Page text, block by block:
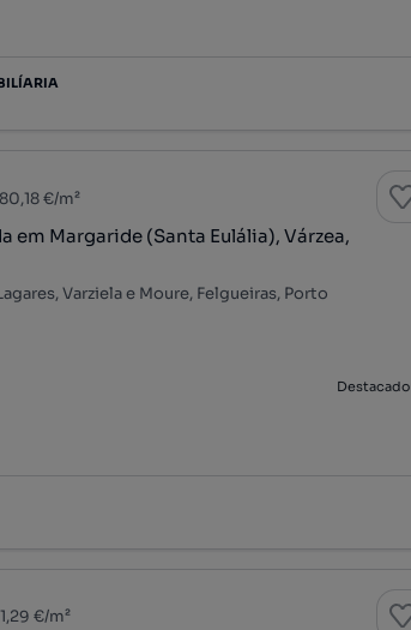
€/m²
em Margaride (Santa Eulália), Várzea,
Varziela e Moure, Felgueiras, Porto
Destacado
€/m²